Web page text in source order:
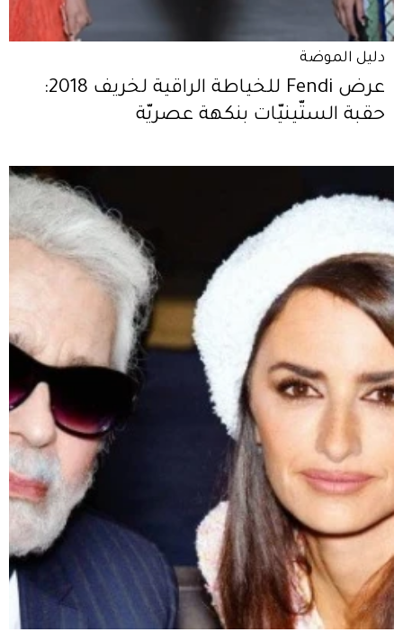
دليل الموضة
عرض Fendi للخياطة الراقية لخريف 2018:
حقبة الستّينيّات بنكهة عصريّة